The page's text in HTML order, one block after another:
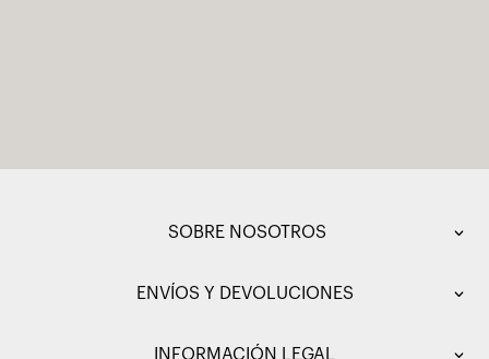
SOBRE NOSOTROS
ENVÍOS Y DEVOLUCIONES
INFORMACIÓN LEGAL